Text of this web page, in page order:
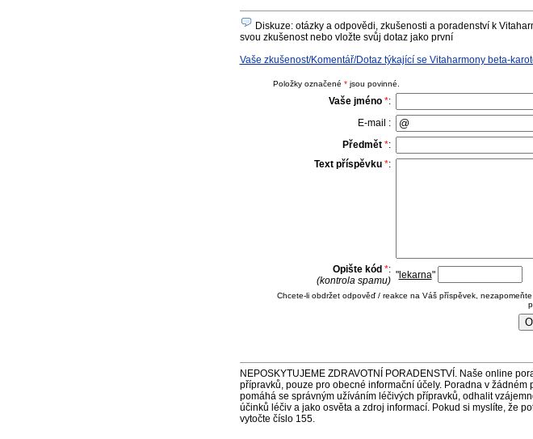
Diskuze: otázky a odpovědi, zkušenosti a poradenství k
svou zkušenost nebo vložte svůj dotaz jako první
Vaše zkušenost/Komentář/Dotaz týkající se Vitaharmony beta-
Položky označené *jsou povinné.
Vaše jméno *:
E-mail :
Předmět *:
Text příspěvku *:
Opište kód *:
(kontrola spamu) "lekarna"
Chcete-li obdržet odpověď / reakce na Váš příspěvek,
NEPOSKYTUJEME ZDRAVOTNÍ PORADENSTVÍ. Naše online
přípravků, pouze pro obecné informační účely. Poradna v
pomáhá se správným užíváním léčivých přípravků, odhalit
účinků léčiv a jako osvěta a zdroj informací. Pokud si myslíte, že
vytočte číslo 155.